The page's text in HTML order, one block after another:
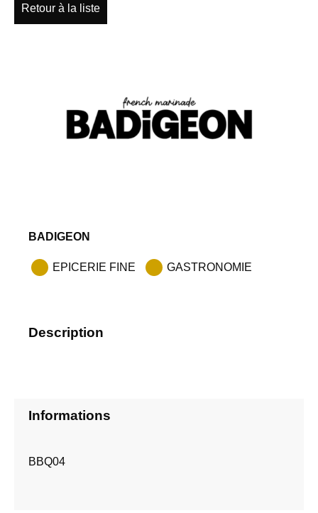
Retour à la liste
BADIGEON
EPICERIE FINE GASTRONOMIE
Description
Informations
BBQ04